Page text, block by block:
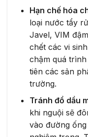
Hạn chế hóa
loại nước tẩy
Javel, VIM
chết các vi
chậm quá
tiên các sản
trường.
Tránh đổ dầu
khi nguội sẽ
vào đường